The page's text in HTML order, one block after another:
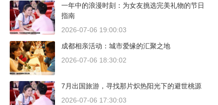
一年中的浪漫时刻：为女友挑选完美礼物的节日
指南
2026-07-06 19:00:03
成都相亲活动：城市爱缘的汇聚之地
2026-07-06 18:30:02
7月出国旅游，寻找那片炽热阳光下的避世桃源
2026-07-06 17:30:03